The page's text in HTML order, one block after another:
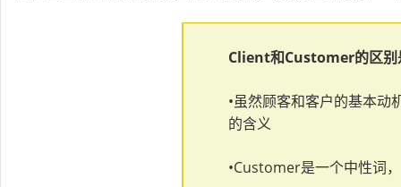
Client和Customer的区别
•虽然顾客和客户的基本动
的含义
•Customer是一个中性词